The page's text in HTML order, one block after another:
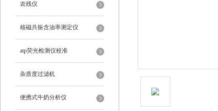
农残仪
核磁共振含油率测定仪
atp荧光检测仪校准
杂质度过滤机
便携式牛奶分析仪